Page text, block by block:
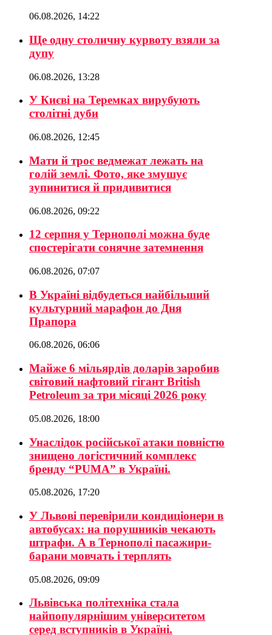
06.08.2026, 14:22
Ще одну столичну курвоту взяли за
дупу
06.08.2026, 13:28
У Києві на Теремках вирубують
столітні дуби
06.08.2026, 12:45
Мати й троє ведмежат лежать на
голій землі. Фото, яке змушує
зупинитися й придивитися
06.08.2026, 09:22
12 серпня у Тернополі можна буде
спостерігати сонячне затемнення
06.08.2026, 07:07
В Україні відбудеться найбільший
культурний марафон до Дня
Прапора
06.08.2026, 06:06
Майже 6 мільярдів доларів заробив
світовий нафтовий гігант British
Petroleum за три місяці 2026 року
05.08.2026, 18:00
Унаслідок російської атаки повністю
знищено логістичний комплекс
бренду “PUMA” в Україні.
05.08.2026, 17:20
У Львові перевірили кондиціонери в
автобусах: на порушників чекають
штрафи. А в Тернополі пасажири-
барани мовчать і терплять
05.08.2026, 09:09
Львівська політехніка стала
найпопулярнішим університетом
серед вступників в Україні.